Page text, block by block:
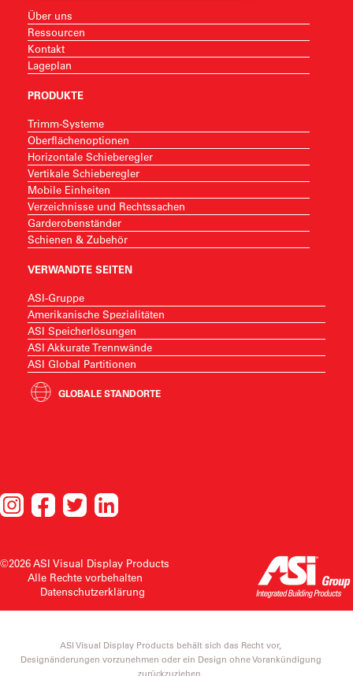
Über uns
Ressourcen
Kontakt
Lageplan
PRODUKTE
Trimm-Systeme
Oberflächenoptionen
Horizontale Schieberegler
Vertikale Schieberegler
Mobile Einheiten
Verzeichnisse und Rechtssachen
Garderobenständer
Schienen & Zubehör
VERWANDTE SEITEN
ASI-Gruppe
Amerikanische Spezialitäten
ASI Speicherlösungen
ASI Akkurate Trennwände
ASI Global Partitionen
GLOBALE STANDORTE
©2026 ASI Visual Display Products
Alle Rechte vorbehalten
Datenschutzerklärung
ASI Visual Display Products behält sich das Recht vor,
Designänderungen vorzunehmen oder ein Design ohne Vorankündigung
zurückzuziehen.